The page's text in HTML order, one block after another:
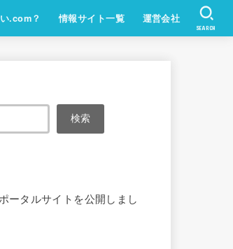
.com？ 情報サイト一覧 運営会社
SEARCH
検索
ータルサイトを公開しまし